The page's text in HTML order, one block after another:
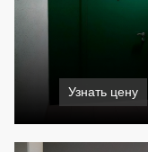
Узнать цену